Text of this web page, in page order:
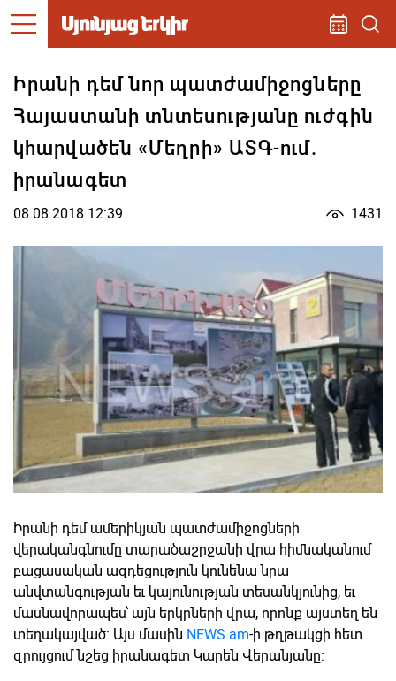
Իրանի դեմ նոր պատժամիջոցները
Հայաստանի տնտեսությանը ուժգին
կհարվածեն «Մեղրի» ԱՏԳ-ում.
իրանագետ
08.08.2018 12:39 1431
Իրանի դեմ ամերիկյան պատժամիջոցների
վերականգնումը տարածաշրջանի վրա հիմնականում
բացասական ազդեցություն կունենա նրա
անվտանգության եւ կայունության տեսանկյունից, եւ
մասնավորապես՝ այն երկրների վրա, որոնք այստեղ են
տեղակայված: Այս մասին NEWS.am-ի թղթակցի հետ
զրույցում նշեց իրանագետ Կարեն Վերանյանը: